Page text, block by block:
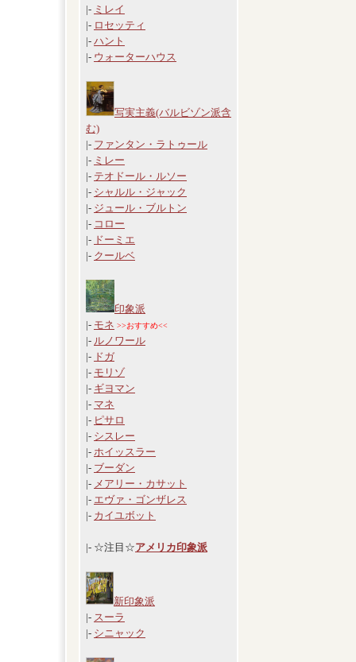
|- ミレイ
|- ロセッティ
|- ハント
|- ウォーターハウス
写実主義(バルビゾン派含
む)
|- ファンタン・ラトゥール
|- ミレー
|- テオドール・ルソー
|- シャルル・ジャック
|- ジュール・ブルトン
|- コロー
|- ドーミエ
|- クールベ
印象派
|- モネ >>おすすめ<<
|- ルノワール
|- ドガ
|- モリゾ
|- ギヨマン
|- マネ
|- ピサロ
|- シスレー
|- ホイッスラー
|- ブーダン
|- メアリー・カサット
|- エヴァ・ゴンザレス
|- カイユボット
|- ☆注目☆アメリカ印象派
新印象派
|- スーラ
|- シニャック